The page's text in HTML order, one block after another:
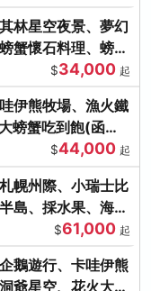
林星空夜景、夢幻
蟹懷石料理、螃蟹
$34,000 起
伊熊牧場、漁火鐵
螃蟹吃到飽(函館/
$44,000 起
幌州際、小瑞士比
島、採水果、海鮮
$61,000 起
鵝遊行、卡哇伊熊
爺星空、花火大